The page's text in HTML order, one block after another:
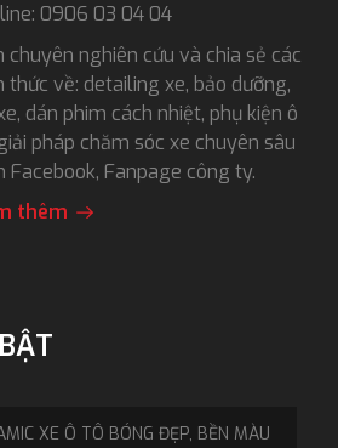
0906 03 04 04
chuyên nghiên cứu và chia sẻ các
thức về: detailing xe, bảo dưỡng,
dán phim cách nhiệt, phụ kiện ô
pháp chăm sóc xe chuyên sâu
Facebook, Fanpage công ty.
thêm
XE Ô TÔ BÓNG ĐẸP, BỀN MÀU